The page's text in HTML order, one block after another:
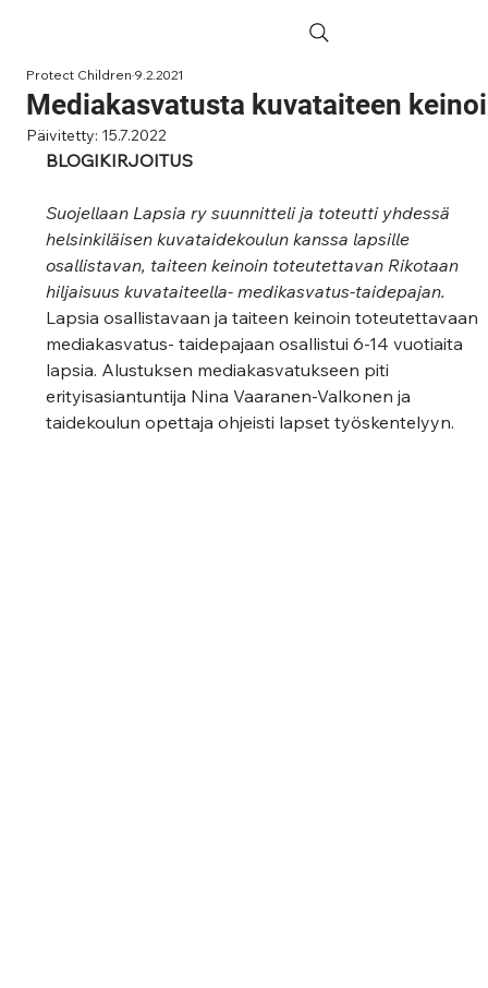
Mediakasvatusta kuvataiteen
Protect Children9.2.2021
Päivitetty: 15.7.2022
BLOGIKIRJOITUS
Suojellaan Lapsia ry suunnitteli ja toteutti yhdessä
helsinkiläisen kuvataidekoulun kanssa lapsille
osallistavan, taiteen keinoin toteutettavan Rikotaan
hiljaisuus kuvataiteella- medikasvatus-taidepajan.
Lapsia osallistavaan ja taiteen keinoin toteutettavaan
mediakasvatus- taidepajaan osallistui 6-14 vuotiaita
lapsia. Alustuksen mediakasvatukseen piti
erityisasiantuntija Nina Vaaranen-Valkonen ja
taidekoulun opettaja ohjeisti lapset työskentelyyn.